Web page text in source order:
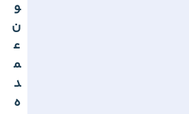
و
ن
ع
م
د
ه